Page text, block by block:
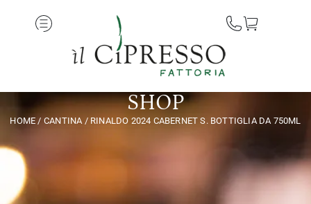
SHOP
HOME / CANTINA/ RINALDO 2024 CABERNET S. BOTTIGLIA DA 750ML